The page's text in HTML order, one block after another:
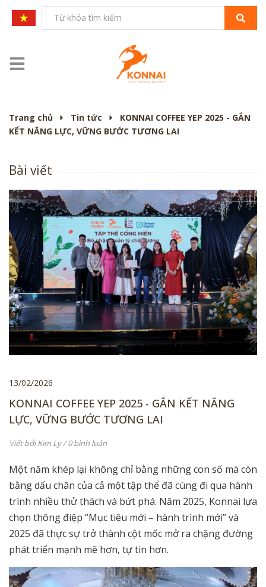
Trang chủ Tin tức
KONNAI COFFEE YEP 2025 - GẮN
KẾT NĂNG LỰC, VỮNG BƯỚC TƯƠNG LAI
Bài viết
13/02/2026
KONNAI COFFEE YEP 2025 - GẮN KẾT NĂNG
LỰC, VỮNG BƯỚC TƯƠNG LAI
Viết bởiKim Ly/ 0 bình luận
Một năm khép lại không chỉ bằng những con số mà còn
bằng dấu chân của cả một tập thể đã cùng đi qua hành
trình nhiều thử thách và bứt phá. Năm 2025, Konnai lựa
chọn thông điệp “Mục tiêu mới – hành trình mới” và
2025 đã thực sự trở thành cột mốc mở ra chặng đường
phát triển mạnh mẽ hơn, tự tin hơn.